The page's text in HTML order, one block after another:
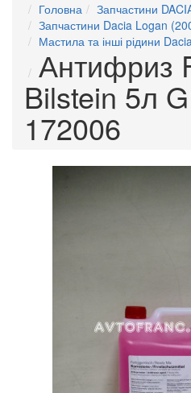
Головна
Запчастини
Запчастини Dacia Logan
Мастила та інші рідини
Антифриз
Bilstein 5л
172006